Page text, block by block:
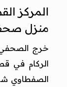
المركز
منزل
خرج الصحفي
الركام في